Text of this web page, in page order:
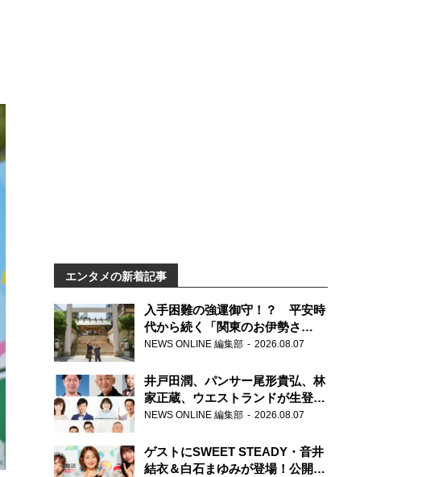
エンタメの新着記事
入手困難の強運御守！？ 平安時
代から続く「関東のお伊勢さ
ま」、芝大神宮にてランパンプス
NEWS ONLINE 編集部 2026.08.07
井戸田潤、パンサー尾形貴弘、林
家正蔵、ウエストランドが生登
場！『ラジオビバリー昼ズ』
NEWS ONLINE 編集部 2026.08.07
ゲストにSWEET STEADY・音井
結衣＆白石まゆみが登場！公開収